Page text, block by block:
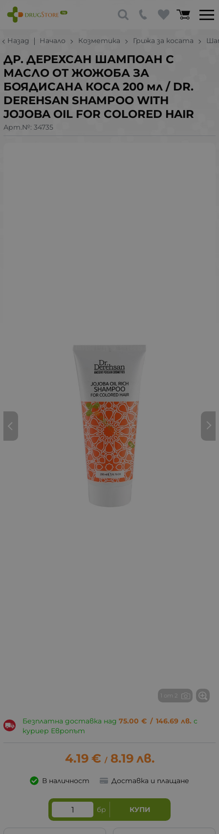
Назад Начало Козметика Грижа за косата
ДР. ДЕРЕХСАН ШАМПОАН С
МАСЛО ОТ ЖОЖОБА ЗА
БОЯДИСАНА КОСА 200 мл / DR.
DEREHSAN SHAMPOO WITH
JOJOBA OIL FOR COLORED HAIR
Арт.№: 34735
1 от 2
Безплатна доставка над 75.00 € / 146.69 лв. с
куриер Европът
4.19 € / 8.19 лв.
В наличност Доставка и плащане
бр КУПИ